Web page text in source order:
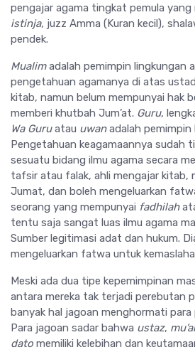
pengajar agama tingkat pemula yang
istinja, juzz Amma (Kuran kecil),
pendek.
Mualimadalah pemimpin lingkungan
pengetahuan agamanya di atas
kitab, namun belum mempunyai hak
memberi khutbah Jum’at. Guru,
Wa Guruatau uwanadalah pemimpin
Pengetahuan keagamaannya sudah
sesuatu bidang ilmu agama secara
tafsir atau falak, ahli mengajar kitab,
Jumat, dan boleh mengeluarkan
seorang yang mempunyai fadhilah
tentu saja sangat luas ilmu agama
Sumber legitimasi adat dan hukum.
mengeluarkan fatwa untuk
Meski ada dua tipe kepemimpinan
antara mereka tak terjadi perebutan
banyak hal jagoan menghormati para
Para jagoan sadar bahwa ustaz, mu’
dato memiliki kelebihan dan